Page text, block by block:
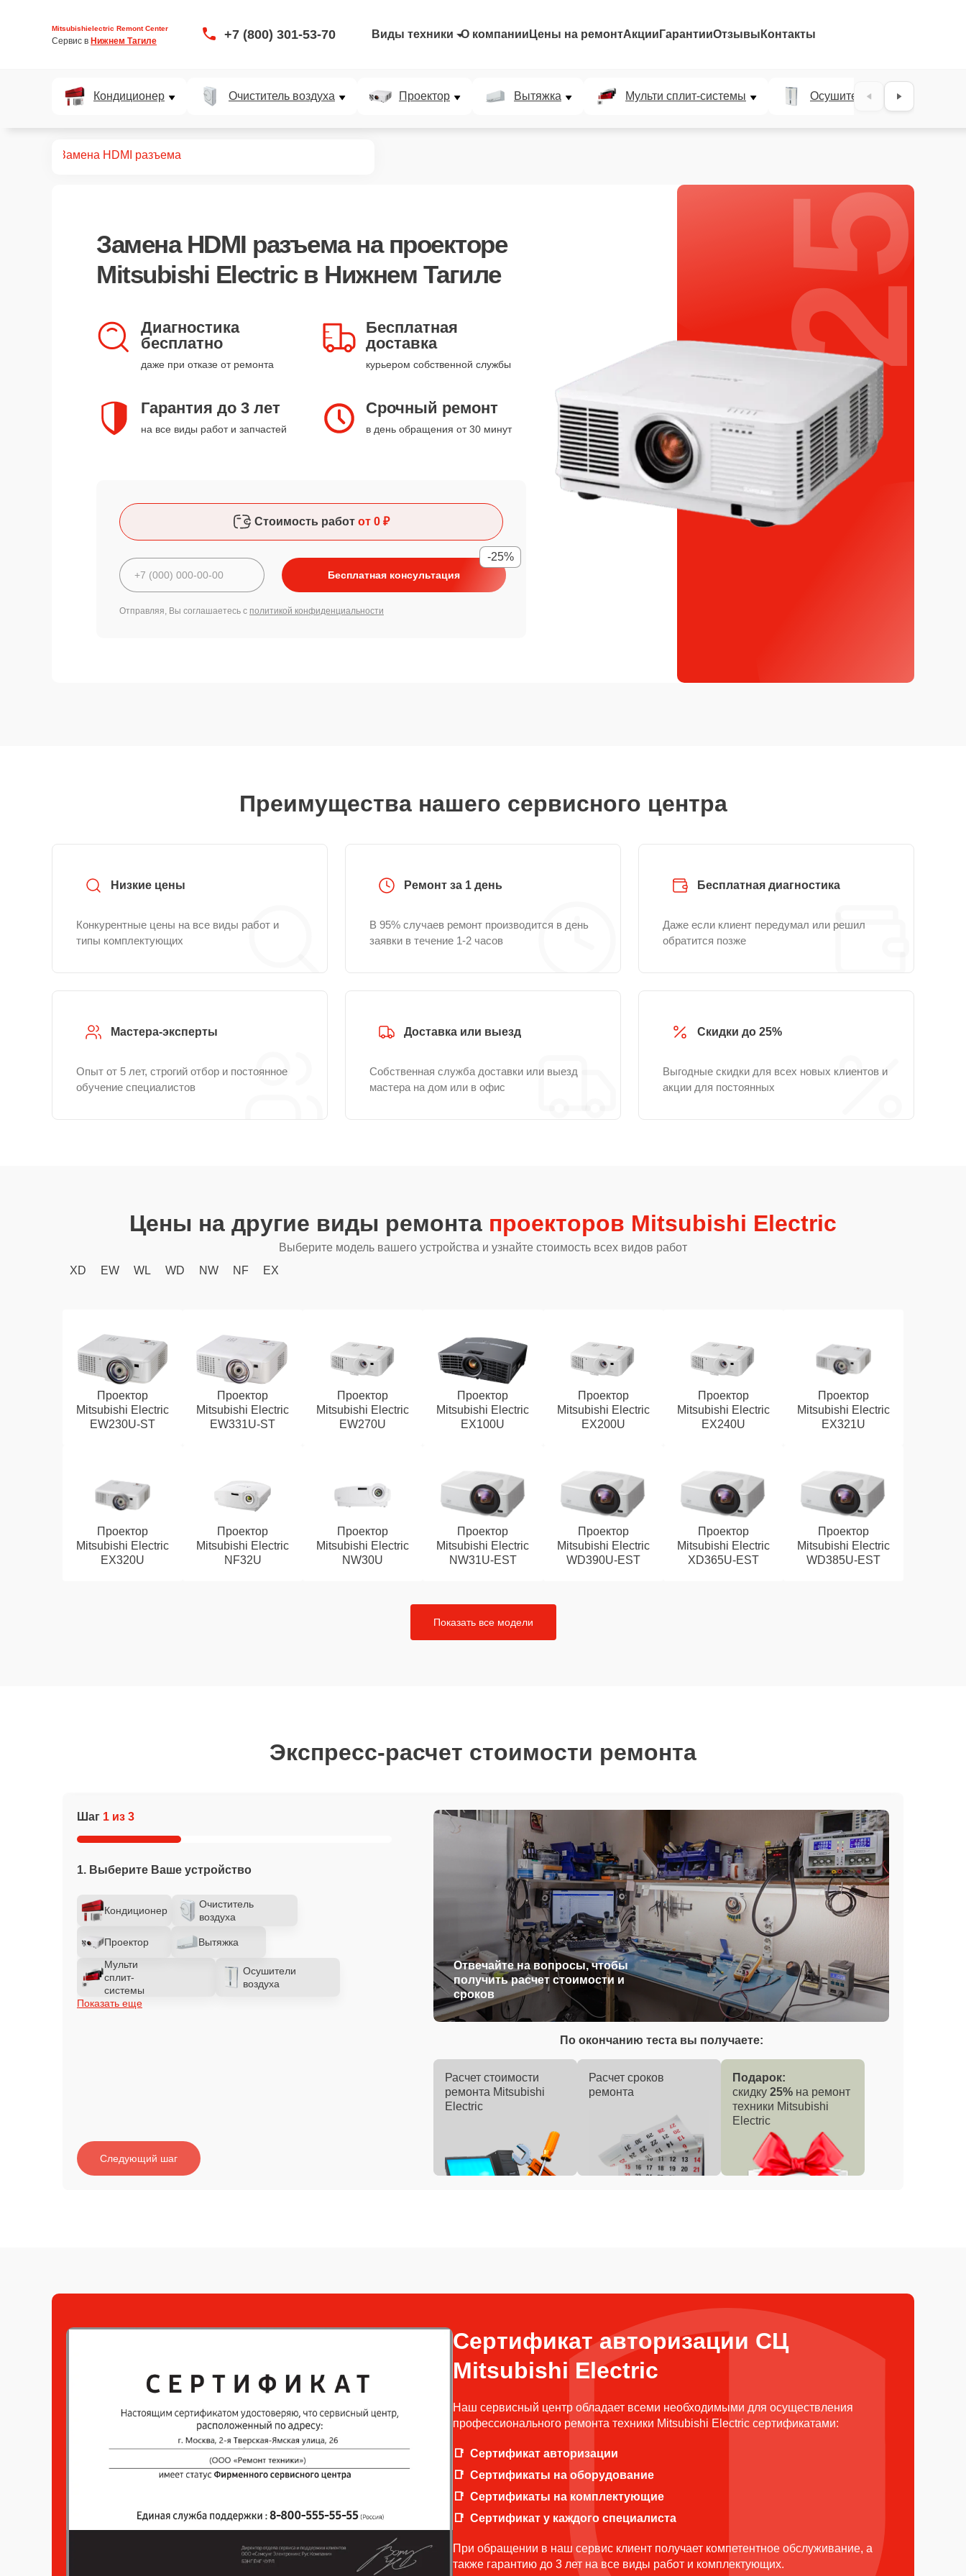
Mitsubishielectric Remont Center
Сервис в Нижнем Тагиле +7 (800) 301-53-70 Виды техники О компании Цены на ремонтАкции ГарантииОтзывы Контакты
Кондиционер Очиститель воздуха Проектор Вытяжка Мульти сплит-системы Осушители воздуха
Замена HDMI разъема
Замена HDMI разъемана проекторе
Mitsubishi Electric в Нижнем Тагиле
Диагностика
бесплатно
даже при отказе от ремонта
Бесплатная
доставка
курьером собственной службы
Гарантия до 3 лет
на все виды работ и запчастей
Срочный ремонт
в день обращения от 30 минут
Стоимость работ от 0 ₽
Бесплатная консультация
-25%
Отправляя, Вы соглашаетесь с политикой конфиденциальности
25%
Преимущества нашего сервисного центра
Низкие цены
Конкурентные цены на все виды работ и
типы комплектующих
Ремонт за 1 день
В 95% случаев ремонт производится в день
заявки в течение 1-2 часов
Бесплатная диагностика
Даже если клиент передумал или решил
обратится позже
Мастера-эксперты
Опыт от 5 лет, строгий отбор и постоянное
обучение специалистов
Доставка или выезд
Собственная служба доставки или выезд
мастера на дом или в офис
Скидки до 25%
Выгодные скидки для всех новых клиентов и
акции для постоянных
Цены на другие виды ремонта проекторов Mitsubishi Electric
Выберите модель вашего устройства и узнайте стоимость всех видов работ
XD
EW WL WD NW NF EX
Проектор
Mitsubishi Electric
EW230U-ST
Проектор
Mitsubishi Electric
EW331U-ST
Проектор
Mitsubishi Electric
EW270U
Проектор
Mitsubishi Electric
EX100U
Проектор
Mitsubishi Electric
EX200U
Проектор
Mitsubishi Electric
EX240U
Проектор
Mitsubishi Electric
EX321U
Проектор
Mitsubishi Electric
EX320U
Проектор
Mitsubishi Electric
NF32U
Проектор
Mitsubishi Electric
NW30U
Проектор
Mitsubishi Electric
NW31U-EST
Проектор
Mitsubishi Electric
WD390U-EST
Проектор
Mitsubishi Electric
XD365U-EST
Проектор
Mitsubishi Electric
WD385U-EST
Показать все модели
Экспресс-расчет стоимости ремонта
Шаг 1 из 3
1. Выберите Ваше устройство
Кондиционер
Очиститель
воздуха
Проектор
Вытяжка
Мульти
сплит-
системы
Осушители
воздуха
Показать еще
Отвечайте на вопросы, чтобы
получить расчет стоимости и
сроков
Следующий шаг
По окончанию теста вы получаете:
Расчет стоимости
ремонта Mitsubishi
Electric
Расчет сроков
ремонта
Подарок:
скидку 25% на ремонт
техники Mitsubishi
Electric
Сертификат авторизации СЦ
Mitsubishi Electric
Наш сервисный центр обладает всеми необходимыми для осуществления
профессионального ремонта техники Mitsubishi Electric сертификатами:
Сертификат авторизации
Сертификаты на оборудование
Сертификаты на комплектующие
Сертификат у каждого специалиста
При обращении в наш сервис клиент получает компетентное обслуживание, а
также гарантию до 3 лет на все виды работ и комплектующих.